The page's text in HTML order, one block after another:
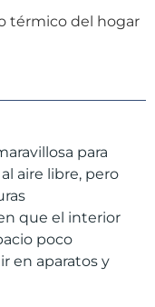
térmico del hogar
para
aire libre, pero
que el interior
poco
en aparatos y